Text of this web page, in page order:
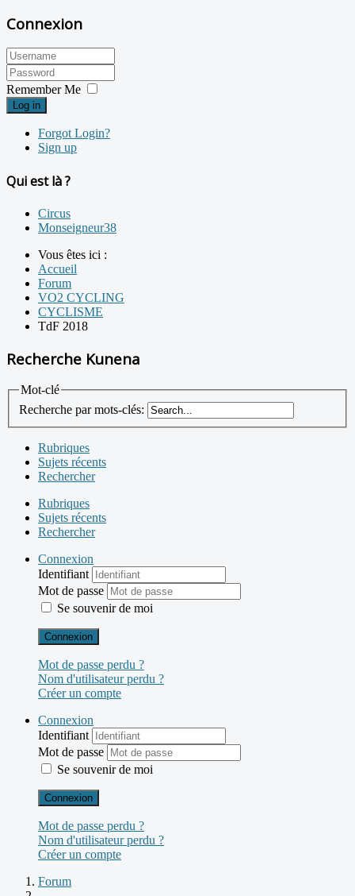
Connexion
Remember Me
Log in
Forgot Login?
Sign up
Qui est là ?
Circus
Monseigneur38
Vous êtes ici :
Accueil
Forum
VO2 CYCLING
CYCLISME
TdF 2018
Recherche Kunena
Mot-clé
Recherche par mots-clés:
Rubriques
Sujets récents
Rechercher
Rubriques
Sujets récents
Rechercher
Connexion
Identifiant
Mot de passe
Se souvenir de moi
Connexion
Mot de passe perdu ?
Nom d'utilisateur perdu ?
Créer un compte
Connexion
Identifiant
Mot de passe
Se souvenir de moi
Connexion
Mot de passe perdu ?
Nom d'utilisateur perdu ?
Créer un compte
Forum